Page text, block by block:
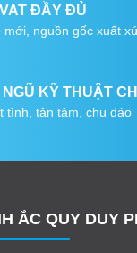
ĐẦY ĐỦ
mới, nguồn gốc xuất
KỸ THUẬT
tình, tận tâm, chu đáo
ẮC QUY DUY